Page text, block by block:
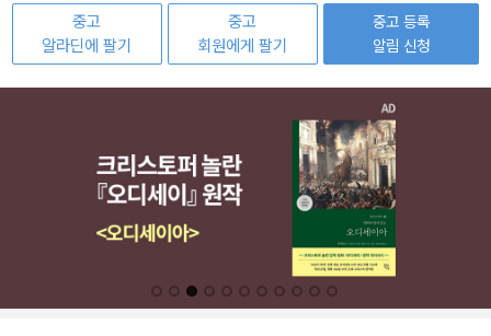
중고
알라딘에 팔기
중고
회원에게 팔기
중고 등록
알림 신청